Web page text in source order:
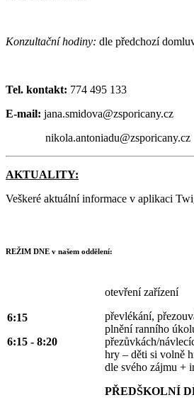
Konzultační hodiny: dle předchozí
Tel. kontakt: 774 495 133
E-mail: jana.smidova@zsporicany.cz
nikola.antoniadu@zsporicany.cz
AKTUALITY:
Veškeré aktuální informace v aplikaci
REŽIM DNE v našem oddělení:
6:15
6:15 - 8:20
otevření zařízení
převlékání,
plnění ranního
přezůvkách/
hry – děti si volně
dle svého zájmu +
PŘEDŠKOLNÍ